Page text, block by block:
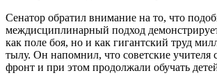
Сенатор обратил внимание на то, что
междисциплинарный подход
как поле боя, но и как гигантский труд
тылу. Он напомнил, что советские учителя
фронт и при этом продолжали обучать